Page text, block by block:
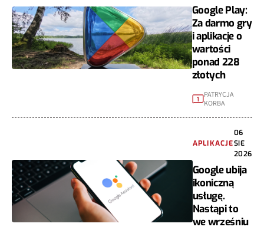
Google Play:
Za darmo gry
i aplikacje o
wartości
ponad 228
złotych
1
PATRYCJA
KORBA
APLIKACJE
06
SIE
2026
Google ubija
ikoniczną
usługę.
Nastąpi to
we wrześniu